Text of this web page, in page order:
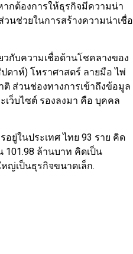
กต้องการให้ธุรกิจมีความน่า
นช่วยในการสร้างความน่าเชื่อ
กับความเชื่อด้านโชคลางของ
ดาห์) โหราศาสตร์ ลายมือ ไพ่
ติ ส่วนช่องทางการเข้าถึงข้อมูล
เว็บไซต์ รองลงมา คือ บุคคล
ยู่ในประเทศ ไทย 93 ราย คิด
101.98 ล้านบาท คิดเป็น
ญ่เป็นธุรกิจขนาดเล็ก.